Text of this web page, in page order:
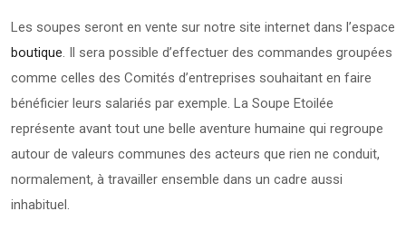
Les soupes seront en vente sur notre site internet dans l’espace
boutique. Il sera possible d’effectuer des commandes groupées
comme celles des Comités d’entreprises souhaitant en faire
bénéficier leurs salariés par exemple. La Soupe Etoilée
représente avant tout une belle aventure humaine qui regroupe
autour de valeurs communes des acteurs que rien ne conduit,
normalement, à travailler ensemble dans un cadre aussi
inhabituel.